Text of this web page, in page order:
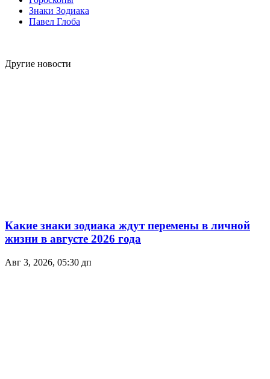
Знаки Зодиака
Павел Глоба
Другие новости
Какие знаки зодиака ждут перемены в личной
жизни в августе 2026 года
Авг 3, 2026, 05:30 дп